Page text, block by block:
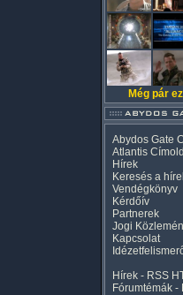
Még pár
Abydos Gate
Atlantis
Hírek
Keresés a
Vendégkönyv
Kérdőív
Partnerek
Jogi
Kapcsolat
Hírek - RSS
Fórumtémák -